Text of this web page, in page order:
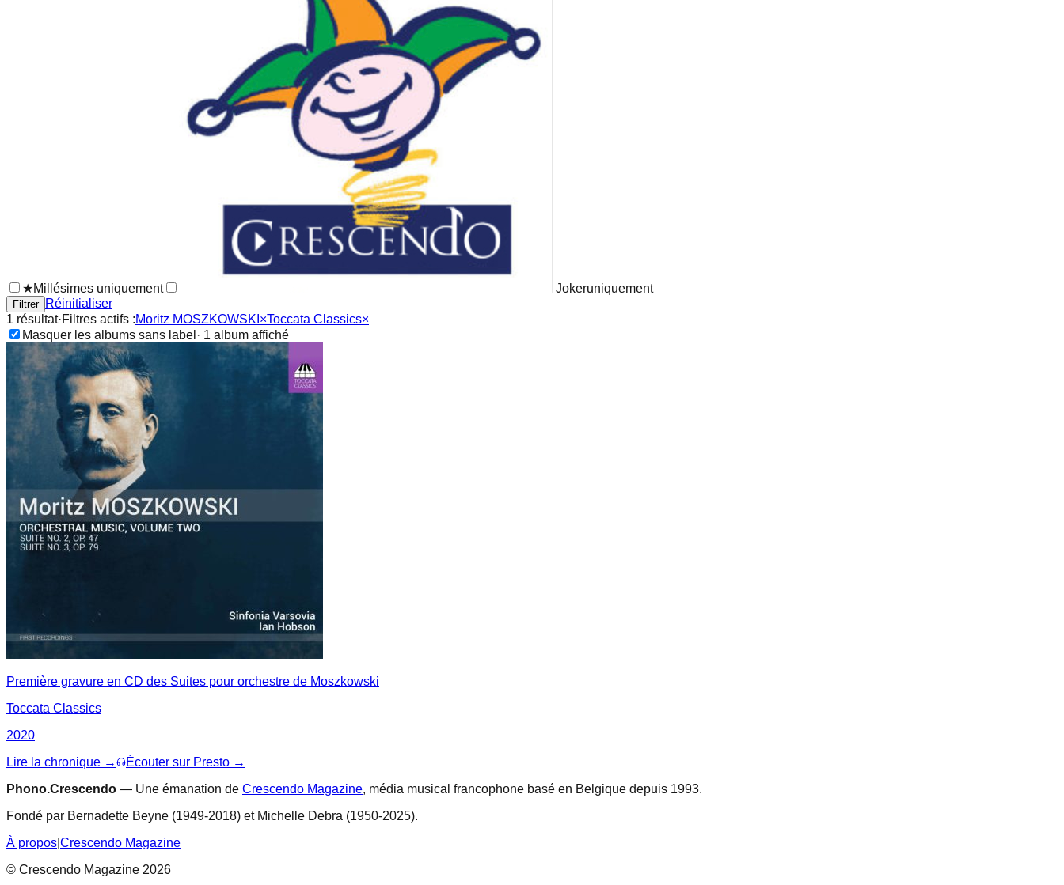
★Millésimes uniquement Jokeruniquement
Filtrer
Réinitialiser
1 résultat·Filtres actifs :Moritz MOSZKOWSKI ×Toccata Classics×
Masquer les albums sans label · 1 album affiché
Première gravure en CD des Suites pour orchestre de Moszkowski
Toccata Classics
2020
Lire la chronique →
Écouter sur Presto →
Phono.Crescendo — Une émanation de Crescendo Magazine, média musical francophone basé en Belgique depuis 1993.
Fondé par Bernadette Beyne (1949-2018) et Michelle Debra (1950-2025).
À propos Crescendo Magazine
© Crescendo Magazine 2026